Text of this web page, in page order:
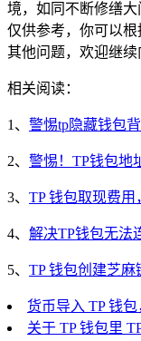
境，如同不断修缮大
仅供参考，你可以
其他问题，欢迎继续
相关阅读：
1、 警惕tp隐藏钱包
2、 警惕！TP钱包地
3、 TP 钱包取现费
4、 解决TP钱包无法
5、 TP 钱包创建芝麻
货币导入 TP 钱
关于 TP 钱包里